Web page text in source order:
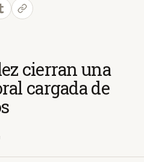
cierran una
cargada de